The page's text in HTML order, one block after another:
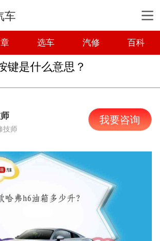
车
选车 汽修 百科
键是什么意思？
技师
我要咨询